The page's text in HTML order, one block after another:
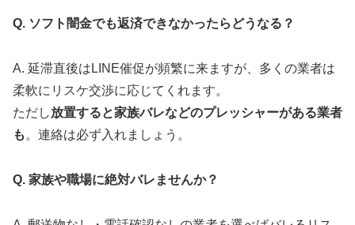
Q. ソフト闇金でも返済できなかったらどうなる？
A. 延滞直後はLINE催促が頻繁に来ますが、多くの業者は
柔軟にリスケ交渉に応じてくれます。
ただし放置すると家族バレなどのプレッシャーがある業者
も 。連絡は必ず入れましょう。
Q. 家族や職場に絶対バレませんか？